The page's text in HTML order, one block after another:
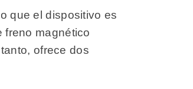
que el dispositivo es
freno magnético
ofrece dos